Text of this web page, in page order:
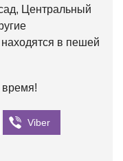
Центральный
находятся в пешей
время!
Viber